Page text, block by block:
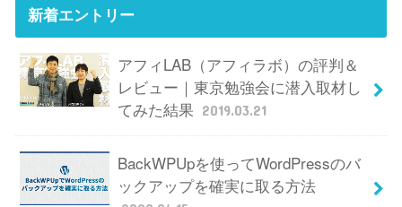
新着エントリー
アフィLAB（アフィラボ）の評判＆
レビュー｜東京勉強会に潜入取材し
てみた結果
2019.03.21
BackWPUpを使ってWordPressのバ
ックアップを確実に取る方法